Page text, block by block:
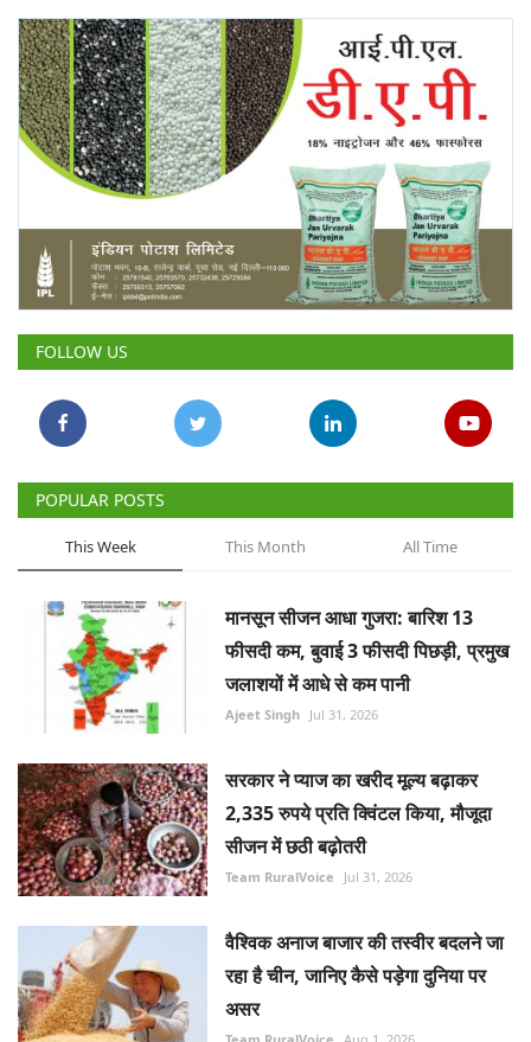
Cooperatives
International
Rural Dialogue
Ground Report
Rural Connect
Gallery
National
Latest News
Agriculture Conclave and NACOF
Awards 2022
Agri Start-Ups
Language
English Hindi
FOLLOW US
POPULAR POSTS
This Week This Month All Time
मानसून सीजन आधा गुजरा: बारिश 13
फीसदी कम, बुवाई 3 फीसदी पिछड़ी, प्रमुख
जलाशयों में आधे से कम पानी
Ajeet Singh Jul 31, 2026
सरकार ने प्याज का खरीद मूल्य बढ़ाकर
2,335 रुपये प्रति क्विंटल किया, मौजूदा
सीजन में छठी बढ़ोतरी
Team RuralVoice Jul 31, 2026
वैश्विक अनाज बाजार की तस्वीर बदलने जा
रहा है चीन, जानिए कैसे पड़ेगा दुनिया पर
असर